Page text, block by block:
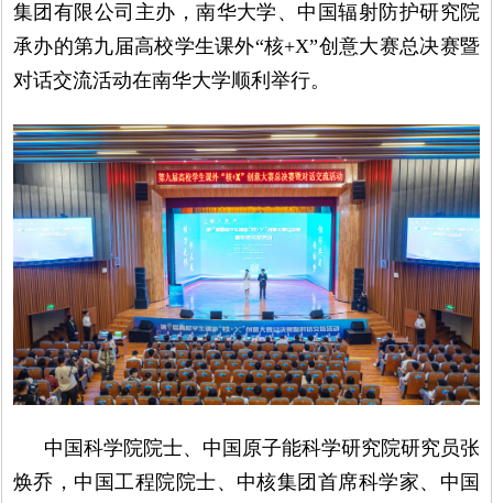
集团有限公司主办，南华大学、中国辐射防护研究院
承办的第九届高校学生课外“核+X”创意大赛总决赛暨
对话交流活动在南华大学顺利举行。
中国科学院院士、中国原子能科学研究院研究员张
焕乔，中国工程院院士、中核集团首席科学家、中国